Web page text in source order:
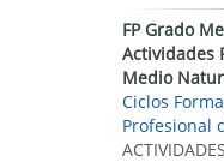
FP Grado
Actividades
Medio
Ciclos
Profesional